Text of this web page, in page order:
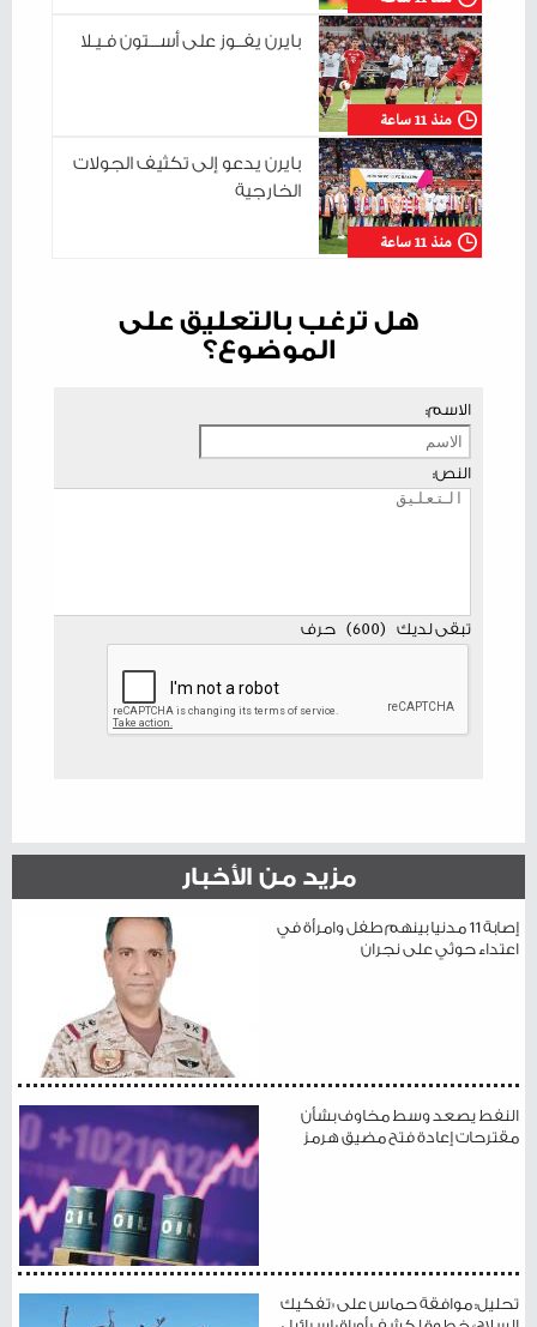
منذ 11 ساعة
بايرن يفــوز على أســـتون فـيـلا
منذ 11 ساعة
بايرن يدعو إلى تكثيف الجولات
الخارجية
هل ترغب بالتعليق على
الموضوع؟
الاسم:
النص:
تبقى لديك (
600
) حرف
مزيد من الأخبار
إصابة 11 مدنيا بينهم طفل وامرأة في
اعتداء حوثي على نجران
النفط يصعد وسط مخاوف بشأن
مقترحات إعادة فتح مضيق هرمز
تحليل: موافقة حماس على «تفكيك